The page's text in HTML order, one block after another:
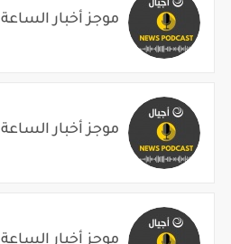
موجز أخبار الساعة 8 م 2026/08/06
موجز أخبار الساعة 7 م 2026/08/06
موجز أخبار الساعة 6 م 2026/08/06